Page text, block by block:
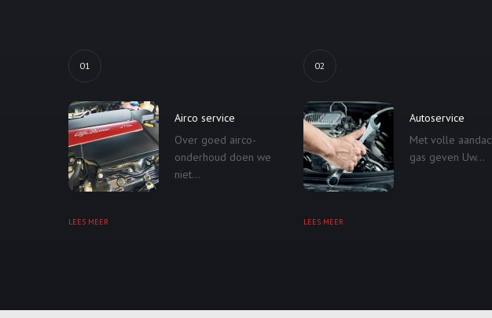
01
Airco service
Over goed airco-
onderhoud doen we
niet...
LEES MEER
02
Autoservice
Met volle
gas geven Uw...
LEES MEER